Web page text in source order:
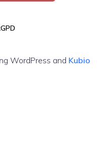
WordPress and Kubio